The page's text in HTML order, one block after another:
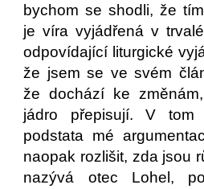
bychom se shodli, že
je víra vyjádřená v
odpovídající liturgické
že jsem se ve svém
že dochází ke
jádro přepisují. V tom
podstata mé
naopak rozlišit, zda jsou
nazývá otec Lohel,